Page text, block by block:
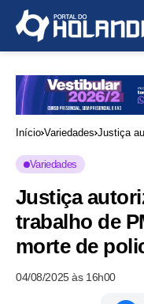
Início Variedades Justiça
Variedades
Justiça
trabalho de
morte de
04/08/2025 às 16h00